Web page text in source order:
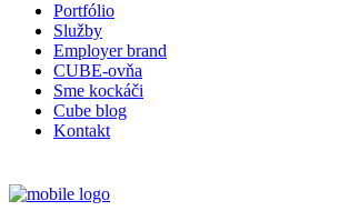
Portfólio
Služby
Employer brand
CUBE-ovňa
Sme kockáči
Cube blog
Kontakt